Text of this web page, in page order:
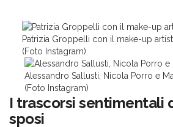
Patrizia Groppelli con il make-up
(Foto Instagram)
Alessandro Sallusti, Nicola Porro e
(Foto Instagram)
I trascorsi sentimentali
sposi